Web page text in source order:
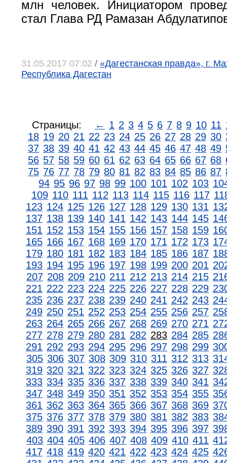
млн человек. Инициатором
стал Глава РД Рамазан
31.05.2017 07:02 / «Дагестанская правда», г.
Республика Дагестан
Страницы: ← 1 2 3 4 5 6 7 8 9 10 11
18 19 20 21 22 23 24 25 26 27 28 29 30
37 38 39 40 41 42 43 44 45 46 47 48 49
56 57 58 59 60 61 62 63 64 65 66 67 68
75 76 77 78 79 80 81 82 83 84 85 86 87
94 95 96 97 98 99 100 101 102 103
109 110 111 112 113 114 115 116 117
123 124 125 126 127 128 129 130 131
137 138 139 140 141 142 143 144 145
151 152 153 154 155 156 157 158 159
165 166 167 168 169 170 171 172 173
179 180 181 182 183 184 185 186 187
193 194 195 196 197 198 199 200 201
207 208 209 210 211 212 213 214 215
221 222 223 224 225 226 227 228 229
235 236 237 238 239 240 241 242 243
249 250 251 252 253 254 255 256 257
263 264 265 266 267 268 269 270 271
277 278 279 280 281 282 283 284 285
291 292 293 294 295 296 297 298 299
305 306 307 308 309 310 311 312 313
319 320 321 322 323 324 325 326 327
333 334 335 336 337 338 339 340 341
347 348 349 350 351 352 353 354 355
361 362 363 364 365 366 367 368 369
375 376 377 378 379 380 381 382 383
389 390 391 392 393 394 395 396 397
403 404 405 406 407 408 409 410 411
417 418 419 420 421 422 423 424 425